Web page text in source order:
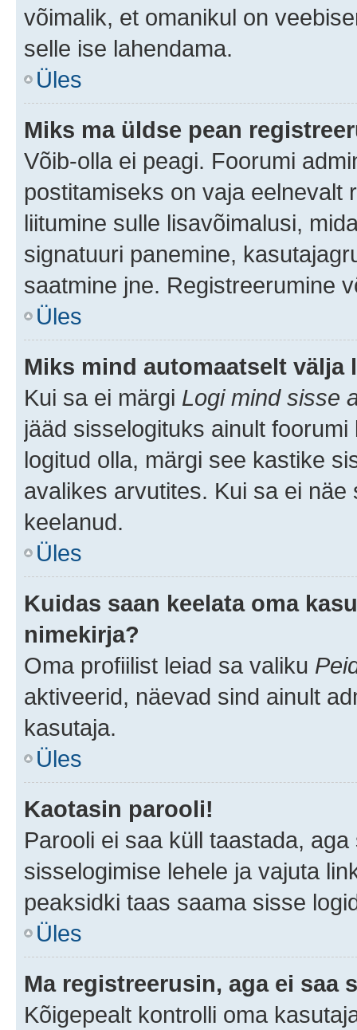
võimalik, et omanikul on
selle ise lahendama.
Üles
Miks ma üldse pean
Võib-olla ei peagi. Foorumi
postitamiseks on vaja eelnevalt
liitumine sulle lisavõimalusi,
signatuuri panemine,
saatmine jne. Registreerumine
Üles
Miks mind automaatselt välja
Kui sa ei märgi Logi mind sisse
jääd sisselogituks ainult
logitud olla, märgi see kastike
avalikes arvutites. Kui sa ei
keelanud.
Üles
Kuidas saan keelata oma
nimekirja?
Oma profiilist leiad sa valiku
aktiveerid, näevad sind ainult
kasutaja.
Üles
Kaotasin parooli!
Parooli ei saa küll taastada,
sisselogimise lehele ja vajuta
peaksidki taas saama sisse
Üles
Ma registreerusin, aga ei saa
Kõigepealt kontrolli oma